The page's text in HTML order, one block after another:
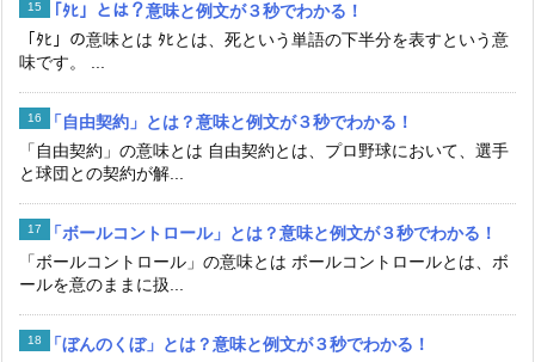
「ﾀﾋ」とは？意味と例文が３秒でわかる！
「ﾀﾋ」の意味とは ﾀﾋとは、死という単語の下半分を表すという意
味です。 ...
「自由契約」とは？意味と例文が３秒でわかる！
「自由契約」の意味とは 自由契約とは、プロ野球において、選手
と球団との契約が解...
「ボールコントロール」とは？意味と例文が３秒でわかる！
「ボールコントロール」の意味とは ボールコントロールとは、ボ
ールを意のままに扱...
「ぼんのくぼ」とは？意味と例文が３秒でわかる！